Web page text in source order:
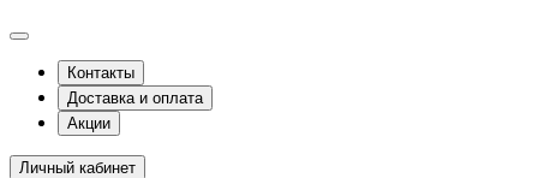
Контакты
Доставка и оплата
Акции
Личный кабинет